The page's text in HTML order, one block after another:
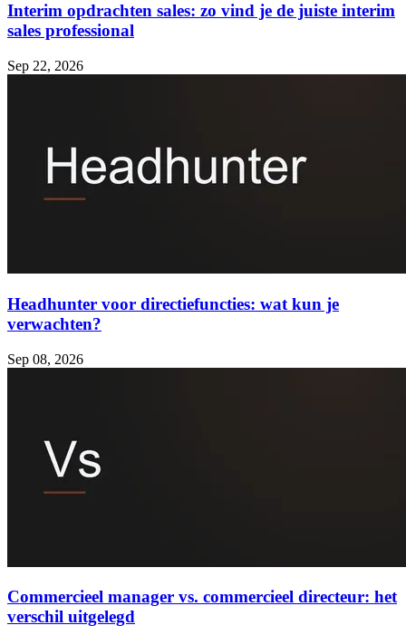
Interim opdrachten sales: zo vind je de juiste interim
sales professional
Sep 22, 2026
Headhunter voor directiefuncties: wat kun je
verwachten?
Sep 08, 2026
Commercieel manager vs. commercieel directeur: het
verschil uitgelegd